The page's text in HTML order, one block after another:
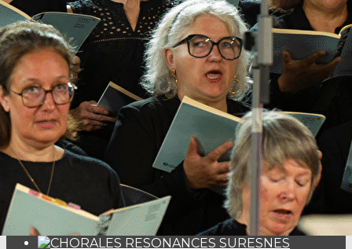
Exporter les lignes sélectionnées
Exporter toutes les colonnes
Exporter uniquement les colonnes affichées
Menu
<
>
Les concerts
Billeterie Haydn Galuppi Mozart
Ajoutez un logo, un bouton, des réseaux sociaux
Cliquez pour éditer